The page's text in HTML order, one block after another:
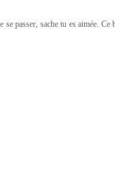
passer, sache tu es aimée.